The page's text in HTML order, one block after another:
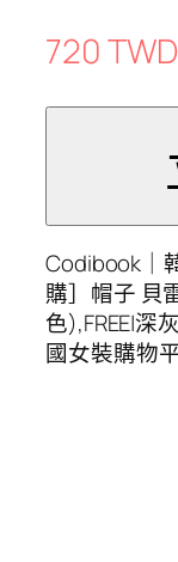
720 TWD
Codibook｜
購］帽子 貝
色),FREE|深
國女裝購物